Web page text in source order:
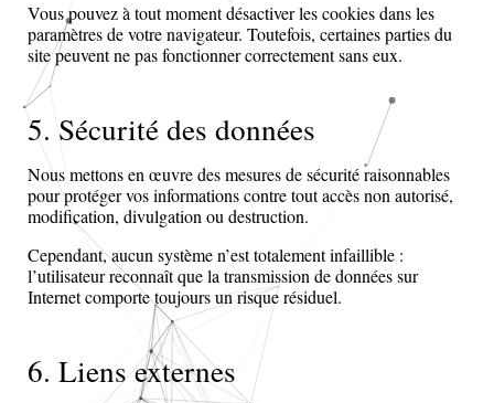
Vous pouvez à tout moment désactiver les cookies dans les
paramètres de votre navigateur. Toutefois, certaines parties du
site peuvent ne pas fonctionner correctement sans eux.
5. Sécurité des données
Nous mettons en œuvre des mesures de sécurité raisonnables
pour protéger vos informations contre tout accès non autorisé,
modification, divulgation ou destruction.
Cependant, aucun système n’est totalement infaillible :
l’utilisateur reconnaît que la transmission de données sur
Internet comporte toujours un risque résiduel.
6. Liens externes